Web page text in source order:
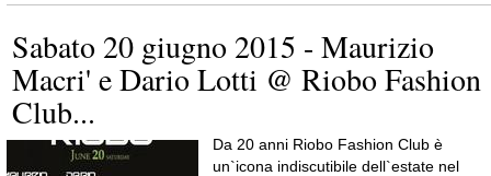
Sabato 20 giugno 2015 - Maurizio
Macri' e Dario Lotti @ Riobo Fashion
Club...
Da 20 anni Riobo Fashion Club è
un`icona indiscutibile dell`estate nel